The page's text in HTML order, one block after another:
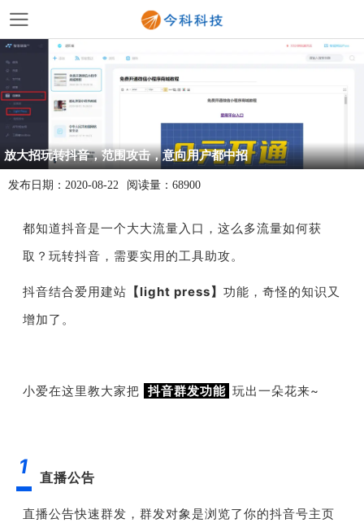
放大招玩转抖音，范围攻击，意向用户都中招
发布日期： 2020-08-22 阅读量： 68900
都知道抖音是一个大大流量入口，这么多流量如何获
取？玩转抖音，需要实用的工具助攻。
抖音结合爱用建站 【light press】 功能，奇怪的知识又
增加了。
小爱在这里教大家把 抖音群发功能 玩出一朵花来~
1 直播公告
直播公告快速群发，群发对象是浏览了你的抖音号主页